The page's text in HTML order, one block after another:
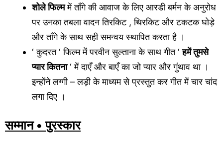
शोले फिल्ममें ताँगे की आवाज के लिए आरडी बर्मन के अनुरोध
पर उनका तबला वादन तिरकिट , थिरकिट और टकटक घोड़े
और ताँगे के साथ सही समन्वय स्थापित करता है ।
‘ कुदरत ‘ फिल्म में परवीन सुल्ताना के साथ गीत ‘हमें तुमसे
प्यार कितना‘ में दाएँ और बाएँ का जो प्यार और गुंथाव था ।
इन्होंने लग्गी – लड़ी के माध्यम से प्रस्तुत कर गीत में चार चांद
लगा दिए ।
सम्मान • पुरस्कार